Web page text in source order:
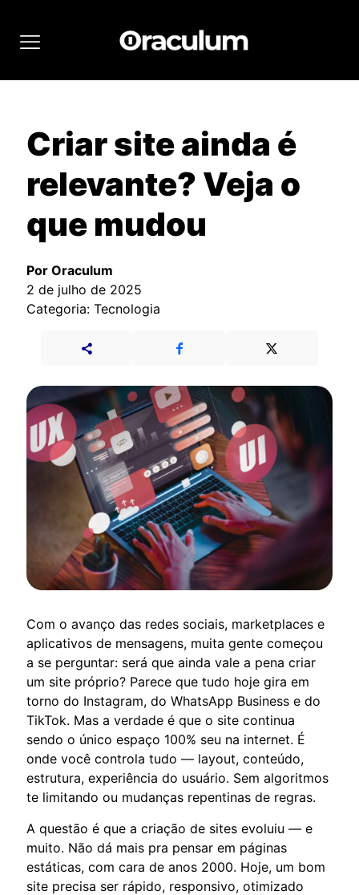
Criar site ainda é
relevante? Veja o
que mudou
Por Oraculum
2 de julho de 2025
Categoria: Tecnologia
Com o avanço das redes sociais, marketplaces e
aplicativos de mensagens, muita gente começou
a se perguntar: será que ainda vale a pena criar
um site próprio? Parece que tudo hoje gira em
torno do Instagram, do WhatsApp Business e do
TikTok. Mas a verdade é que o site continua
sendo o único espaço 100% seu na internet. É
onde você controla tudo — layout, conteúdo,
estrutura, experiência do usuário. Sem algoritmos
te limitando ou mudanças repentinas de regras.
A questão é que a criação de sites evoluiu — e
muito. Não dá mais pra pensar em páginas
estáticas, com cara de anos 2000. Hoje, um bom
site precisa ser rápido, responsivo, otimizado